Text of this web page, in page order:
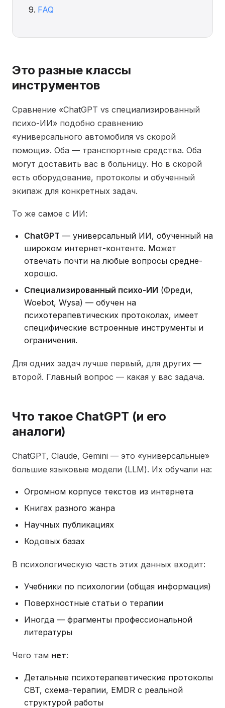
FAQ
Это разные классы
инструментов
Сравнение «ChatGPT vs специализированный
психо-ИИ» подобно сравнению
«универсального автомобиля vs скорой
помощи». Оба — транспортные средства. Оба
могут доставить вас в больницу. Но в скорой
есть оборудование, протоколы и обученный
экипаж для конкретных задач.
То же самое с ИИ:
ChatGPT — универсальный ИИ, обученный на
широком интернет-контенте. Может
отвечать почти на любые вопросы средне-
хорошо.
Специализированный психо-ИИ (Фреди,
Woebot, Wysa) — обучен на
психотерапевтических протоколах, имеет
специфические встроенные инструменты и
ограничения.
Для одних задач лучше первый, для других —
второй. Главный вопрос — какая у вас задача.
Что такое ChatGPT (и его
аналоги)
ChatGPT, Claude, Gemini — это «универсальные»
большие языковые модели (LLM). Их обучали на:
Огромном корпусе текстов из интернета
Книгах разного жанра
Научных публикациях
Кодовых базах
В психологическую часть этих данных входит:
Учебники по психологии (общая информация)
Поверхностные статьи о терапии
Иногда — фрагменты профессиональной
литературы
Чего там нет:
Детальные психотерапевтические протоколы
CBT, схема-терапии, EMDR с реальной
структурой работы